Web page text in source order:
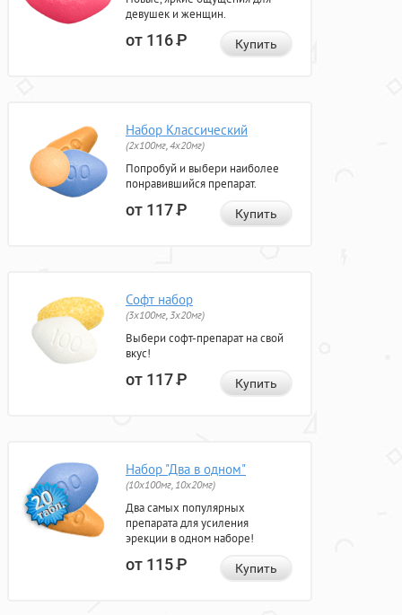
девушек и женщин.
от 116Р Купить
Набор Классический
(2x100мг, 4x20мг)
Попробуй и выбери наиболее
понравившийся препарат.
от 117Р Купить
Софт набор
(3x100мг, 3x20мг)
Выбери софт-препарат на свой
вкус!
от 117Р Купить
Набор "Два в одном"
(10x100мг, 10x20мг)
Два самых популярных
препарата для усиления
эрекции в одном наборе!
от 115Р Купить